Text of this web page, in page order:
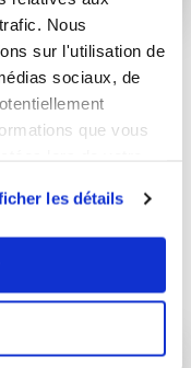
Nous
sur l'utilisation de
sociaux, de
que vous
les détails